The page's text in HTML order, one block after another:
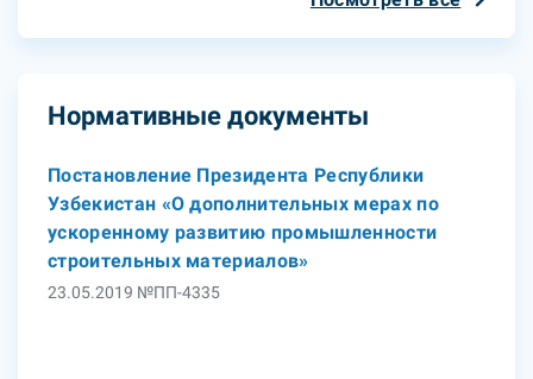
Нормативные документы
Постановление Президента Республики
Узбекистан «О дополнительных мерах по
ускоренному развитию промышленности
строительных материалов»
23.05.2019 №ПП-4335